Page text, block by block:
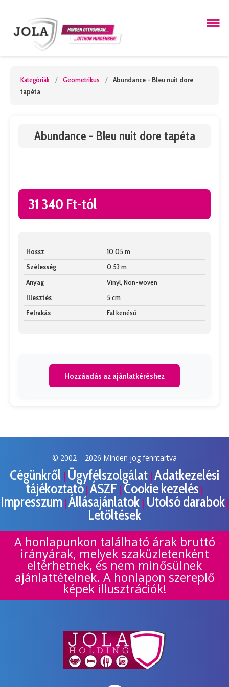
Kategóriák / Geometrikus / Abundance - Bleu nuit dore
tapéta
Abundance - Bleu nuit dore tapéta
31 340 Ft-tól
Hossz
10,05 m
Szélesség
0,53 m
Anyag
Vinyl, Non-woven
Illesztés
5 cm
Felrakás
Fal kenésű
Hozzáadás az ajánlatkéréshez
© 2002 – 2026 Minden jog fenntartva
Cégünkről | Ügyfélszolgálat | Adatkezelési
tájékoztató | ÁSZF | Cookie kezelés |
Impresszum| Állásajánlatok | Utolsó darabok|
Letöltések
A honlapunkon található árak bruttó
irányárak, melyek szaküzletenként
eltérhetnek, és nem minősülnek
ajánlattételnek. A honlapon szereplő
képek illusztrációk!